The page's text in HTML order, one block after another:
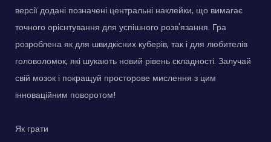
версії додані позначені центральні наклейки, що вимагає
точного орієнтування для успішного розв'язання. Гра
розроблена як для швидкісних куберів, так і для любителів
головоломок, які шукають новий рівень складності. Залучай
свій мозок і покращуй просторове мислення з цим
інноваційним поворотом!
Як грати